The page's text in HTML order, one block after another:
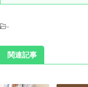
-
関連記事